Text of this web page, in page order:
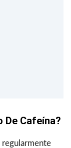
De Cafeína?
regularmente